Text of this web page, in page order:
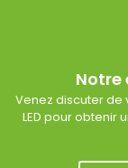
Notre
Venez discuter de
LED pour obtenir